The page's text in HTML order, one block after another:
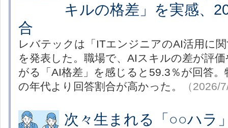
キルの格差」を実感、
合
レバテックは「ITエンジニアのAI活用に
を発表した。職場で、AIスキルの差が評
がる「AI格差」を感じると59.3％が回答
の年代より回答割合が高かった。
（2026/
次々生まれる「○○ハラ